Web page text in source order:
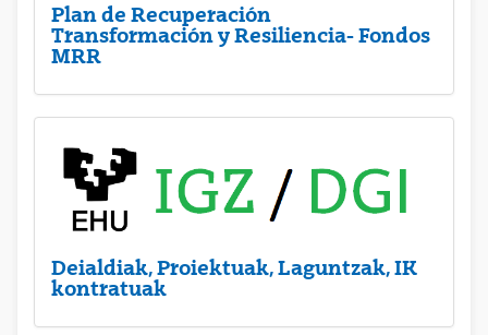
Plan de Recuperación
Transformación y Resiliencia- Fondos
MRR
Deialdiak, Proiektuak, Laguntzak, IK
kontratuak